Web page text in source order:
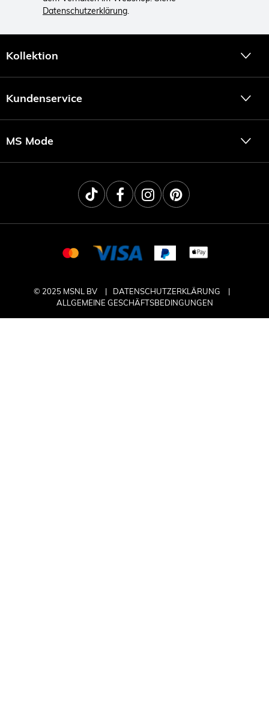
Datenschutzerklärung.
Kollektion
Kundenservice
MS Mode
© 2025 MSNL BV
DATENSCHUTZERKLÄRUNG
ALLGEMEINE GESCHÄFTSBEDINGUNGEN